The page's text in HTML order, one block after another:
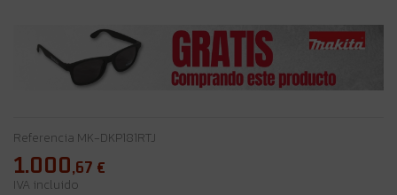
Referencia MK-DKP181RTJ
1.000,67 €
IVA incluido